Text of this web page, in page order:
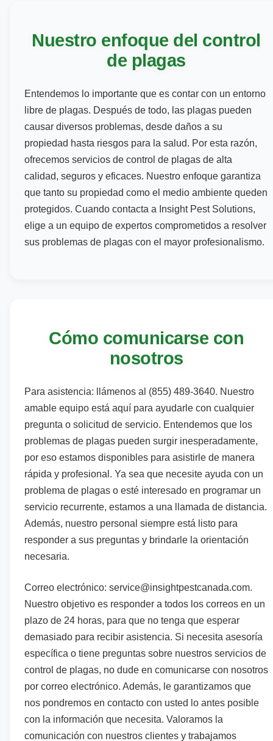
Nuestro enfoque del control
de plagas
Entendemos lo importante que es contar con un entorno
libre de plagas. Después de todo, las plagas pueden
causar diversos problemas, desde daños a su
propiedad hasta riesgos para la salud. Por esta razón,
ofrecemos servicios de control de plagas de alta
calidad, seguros y eficaces. Nuestro enfoque garantiza
que tanto su propiedad como el medio ambiente queden
protegidos. Cuando contacta a Insight Pest Solutions,
elige a un equipo de expertos comprometidos a resolver
sus problemas de plagas con el mayor profesionalismo.
Cómo comunicarse con
nosotros
Para asistencia: llámenos al (855) 489-3640. Nuestro
amable equipo está aquí para ayudarle con cualquier
pregunta o solicitud de servicio. Entendemos que los
problemas de plagas pueden surgir inesperadamente,
por eso estamos disponibles para asistirle de manera
rápida y profesional. Ya sea que necesite ayuda con un
problema de plagas o esté interesado en programar un
servicio recurrente, estamos a una llamada de distancia.
Además, nuestro personal siempre está listo para
responder a sus preguntas y brindarle la orientación
necesaria.
Correo electrónico: service@insightpestcanada.com.
Nuestro objetivo es responder a todos los correos en un
plazo de 24 horas, para que no tenga que esperar
demasiado para recibir asistencia. Si necesita asesoría
específica o tiene preguntas sobre nuestros servicios de
control de plagas, no dude en comunicarse con nosotros
por correo electrónico. Además, le garantizamos que
nos pondremos en contacto con usted lo antes posible
con la información que necesita. Valoramos la
comunicación con nuestros clientes y trabajamos